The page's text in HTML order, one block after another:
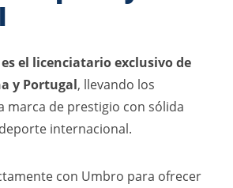
el licenciatario exclusivo de
y Portugal, llevando los
marca de prestigio con sólida
internacional.
con Umbro para ofrecer